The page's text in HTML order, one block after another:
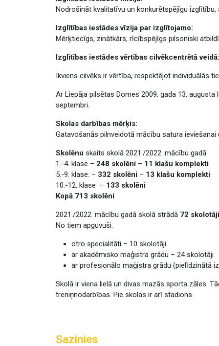
Nodrošināt kvalitatīvu un konkurētspējīgu
Izglītības iestādes vīzija par izglītojamo:
Mērķtiecīgs, zinātkārs, rīcībspējīgs pilsoniski
Izglītības iestādes vērtības cilvēkcentrētā veidā:
Ikviens cilvēks ir vērtība, respektējot individuālās
Ar Liepāja pilsētas Domes 2009. gada 13.
septembri.
Skolas darbības mērķis:
Gatavošanās pilnveidotā mācību satura
Skolēnu skaits skolā 2021./2022. mācību gadā
1.-4. klase – 248 skolēni – 11 klašu komplekti
5.-9. klase. – 332 skolēni – 13 klašu komplekti
10.-12. klase – 133 skolēni
Kopā 713 skolēni
2021./2022. mācību gadā skolā strādā 72 skolotāji
No tiem apguvuši:
otro specialitāti – 10 skolotāji
ar akadēmisko maģistra grādu – 24 skolotāji
ar profesionālo maģistra grādu (pielīdzinātā
Skolā ir viena lielā un divas mazās sporta zāles.
treniņnodarbības. Pie skolas ir arī stadions.
Sazinies